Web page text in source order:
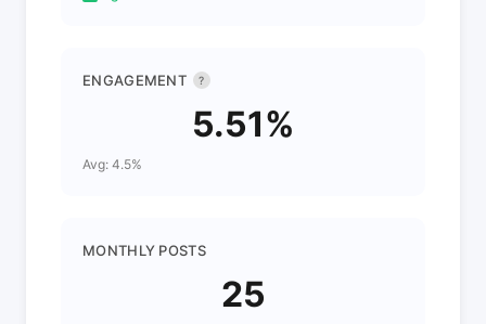
ENGAGEMENT ?
5.51%
Avg: 4.5%
MONTHLY POSTS
25